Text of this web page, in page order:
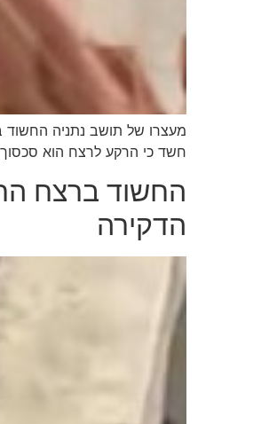
מעצרו של תושב נתניה
חשד כי הרקע לרצח הוא
החשוד ברצח
הדקירה